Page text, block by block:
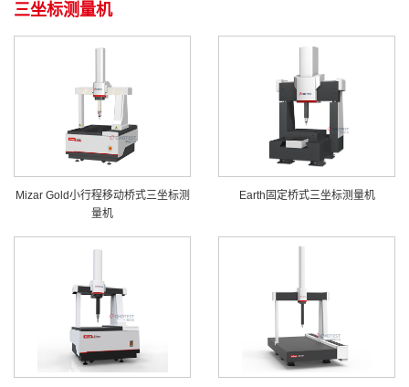
三坐标测量机
Mizar Gold小行程移动桥式三坐标测
量机
Earth固定桥式三坐标测量机